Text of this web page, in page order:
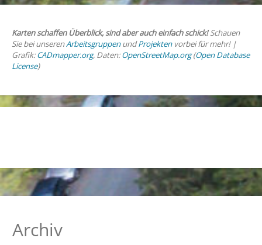
Karten schaffen Überblick, sind aber auch einfach schick!Schauen
Sie bei unserenArbeitsgruppenundProjektenvorbei für mehr! |
Grafik:CADmapper.org, Daten:OpenStreetMap.org(Open Database
License)
Archiv